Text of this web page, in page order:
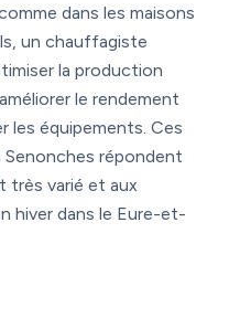
dans les maisons
un chauffagiste
la production
le rendement
les équipements. Ces
répondent
très varié et aux
hiver dans le Eure-et-